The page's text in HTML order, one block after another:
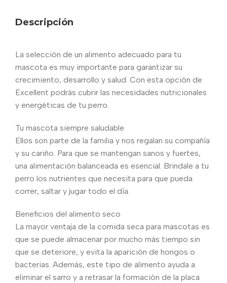
Descripción
La selección de un alimento adecuado para tu
mascota es muy importante para garantizar su
crecimiento, desarrollo y salud. Con esta opción de
Excellent podrás cubrir las necesidades nutricionales
y energéticas de tu perro.
Tu mascota siempre saludable
Ellos son parte de la familia y nos regalan su compañía
y su cariño. Para que se mantengan sanos y fuertes,
una alimentación balanceada es esencial. Brindale a tu
perro los nutrientes que necesita para que pueda
correr, saltar y jugar todo el día.
Beneficios del alimento seco
La mayor ventaja de la comida seca para mascotas es
que se puede almacenar por mucho más tiempo sin
que se deteriore, y evita la aparición de hongos o
bacterias. Además, este tipo de alimento ayuda a
eliminar el sarro y a retrasar la formación de la placa